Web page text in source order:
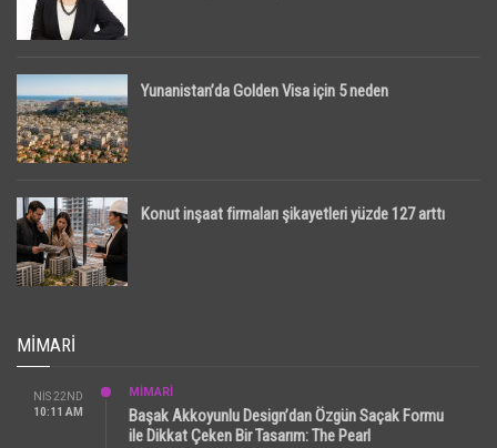
Yunanistan’da Golden Visa için 5 neden
Konut inşaat firmaları şikayetleri yüzde 127 arttı
MIMARI
NIS 22ND
10:11 AM
MİMARİ
Başak Akkoyunlu Design’dan Özgün Saçak Formu
ile Dikkat Çeken Bir Tasarım: The Pearl